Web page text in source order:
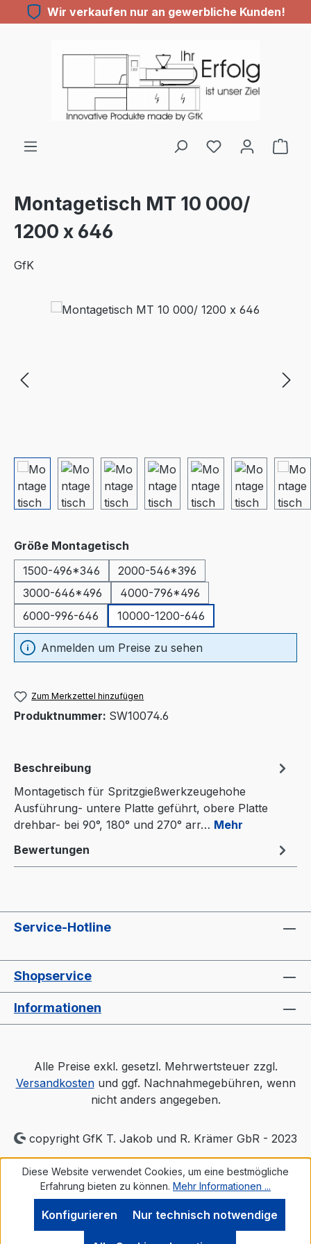
Zum Hauptinhalt springen
Wir verkaufen nur an gewerbliche Kunden!
Du hast 0
Montagetisch MT 10 000/
1200 x 646
GfK
Bildergalerie überspringen
Größe Montagetisch
1500-496*346
2000-546*396
3000-646*496
4000-796*496
6000-996-646
10000-1200-646
Anmelden um Preise zu sehen
Zum Merkzettel hinzufügen
Produktnummer: SW10074.6
Beschreibung
Montagetisch für Spritzgießwerkzeugehohe
Ausführung- untere Platte geführt, obere Platte
drehbar- bei 90°, 180° und 270° arr… Mehr
Bewertungen
Service-Hotline
Shopservice
Informationen
Alle Preise exkl. gesetzl. Mehrwertsteuer zzgl.
Versandkostenund ggf. Nachnahmegebühren, wenn
nicht anders angegeben.
copyright GfK T. Jakob und R. Krämer GbR - 2023
Diese Website verwendet Cookies, um eine bestmögliche
Erfahrung bieten zu können. Mehr Informationen ...
Nur technisch notwendige
Konfigurieren